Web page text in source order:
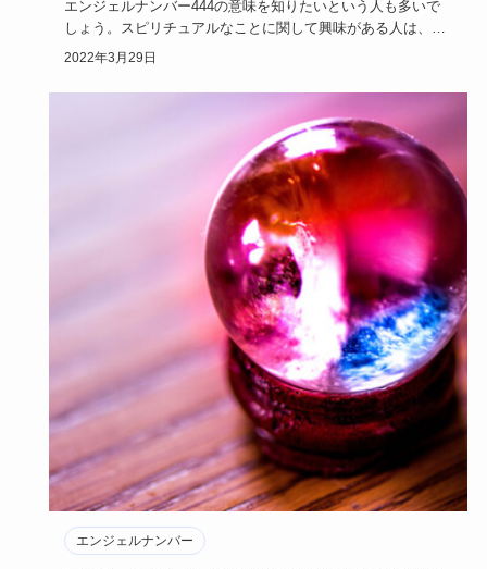
エンジェルナンバー444の意味を知りたいという人も多いで
しょう。スピリチュアルなことに関して興味がある人は、街
中でエンジェ…
2022年3月29日
エンジェルナンバー